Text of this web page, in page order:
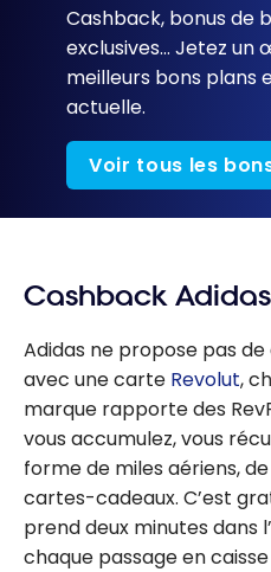
Cashback, bonus de
exclusives… Jetez un
meilleurs bons plans
actuelle.
Voir tous les
Cashback
Adidas ne propose pas
avec une carte Revolut,
marque rapporte des
vous accumulez, vous
forme de miles aériens,
cartes-cadeaux. C’est
prend deux minutes dans
chaque passage en